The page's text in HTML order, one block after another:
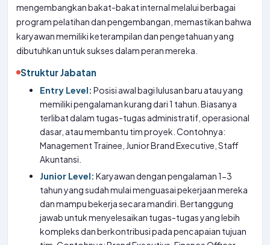
mengembangkan bakat-bakat internal melalui berbagai
program pelatihan dan pengembangan, memastikan bahwa
karyawan memiliki keterampilan dan pengetahuan yang
dibutuhkan untuk sukses dalam peran mereka.
Struktur Jabatan
Entry Level: Posisi awal bagi lulusan baru atau yang
memiliki pengalaman kurang dari 1 tahun. Biasanya
terlibat dalam tugas-tugas administratif, operasional
dasar, atau membantu tim proyek. Contohnya:
Management Trainee, Junior Brand Executive, Staff
Akuntansi.
Junior Level: Karyawan dengan pengalaman 1-3
tahun yang sudah mulai menguasai pekerjaan mereka
dan mampu bekerja secara mandiri. Bertanggung
jawab untuk menyelesaikan tugas-tugas yang lebih
kompleks dan berkontribusi pada pencapaian tujuan